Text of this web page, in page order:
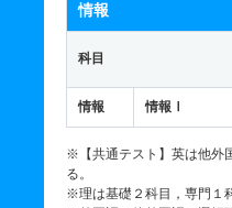
情報
科目
情報 情報Ⅰ
※【共通テスト】英は他外
る。
※理は基礎２科目，専門１